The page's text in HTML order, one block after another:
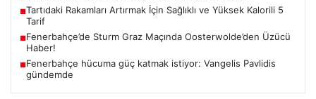
■Tartıdaki Rakamları Artırmak İçin Sağlıklı ve Yüksek Kalorili 5
Tarif
■Fenerbahçe’de Sturm Graz Maçında Oosterwolde’den Üzücü
Haber!
■Fenerbahçe hücuma güç katmak istiyor: Vangelis Pavlidis
gündemde